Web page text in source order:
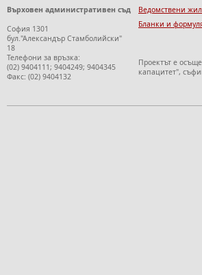
Върховен административен съд
София 1301
бул."Александър Стамболийски"
18
Телефони за връзка:
(02) 9404111; 9404249; 9404345
Факс: (02) 9404132
Ведомствени
Бланки и
Проектът е
капацитет",